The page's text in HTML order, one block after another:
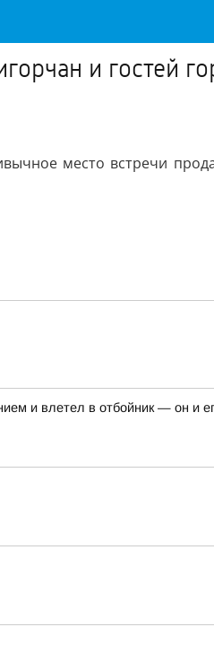
и гостей
место встречи
и влетел в отбойник — он и